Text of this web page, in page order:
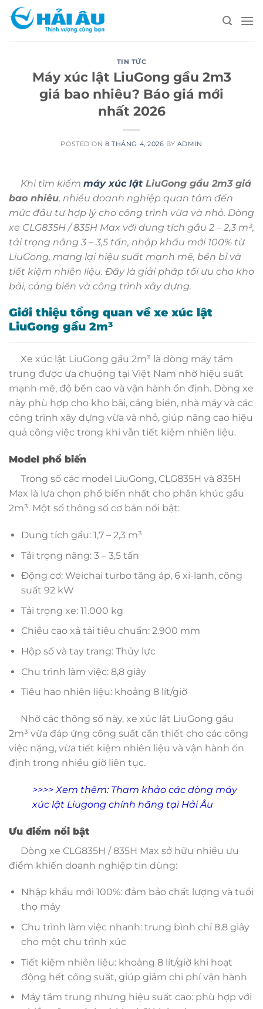
Skip
TIN TỨC
Máy xúc lật LiuGong gầu 2m3
giá bao nhiêu? Báo giá mới
nhất 2026
POSTED ON8 THÁNG 4, 2026 BY ADMIN
Khi tìm kiếm máy xúc lật LiuGong gầu 2m3 giá
bao nhiêu, nhiều doanh nghiệp quan tâm đến
mức đầu tư hợp lý cho công trình vừa và nhỏ. Dòng
xe CLG835H / 835H Max với dung tích gầu 2 – 2,3 m³,
tải trọng nâng 3 – 3,5 tấn, nhập khẩu mới 100% từ
LiuGong, mang lại hiệu suất mạnh mẽ, bền bỉ và
tiết kiệm nhiên liệu. Đây là giải pháp tối ưu cho kho
bãi, cảng biển và công trình xây dựng.
Giới thiệu tổng quan về xe xúc lật
LiuGong gầu 2m³
Xe xúc lật LiuGong gầu 2m³ là dòng máy tầm
trung được ưa chuộng tại Việt Nam nhờ hiệu suất
mạnh mẽ, độ bền cao và vận hành ổn định. Dòng xe
này phù hợp cho kho bãi, cảng biển, nhà máy và các
công trình xây dựng vừa và nhỏ, giúp nâng cao hiệu
quả công việc trong khi vẫn tiết kiệm nhiên liệu.
Model phổ biến
Trong số các model LiuGong, CLG835H và 835H
Max là lựa chọn phổ biến nhất cho phân khúc gầu
2m³. Một số thông số cơ bản nổi bật:
Dung tích gầu: 1,7 – 2,3 m³
Tải trọng nâng: 3 – 3,5 tấn
Động cơ: Weichai turbo tăng áp, 6 xi-lanh, công
suất 92 kW
Tải trọng xe: 11.000 kg
Chiều cao xả tải tiêu chuẩn: 2.900 mm
Hộp số và tay trang: Thủy lực
Chu trình làm việc: 8,8 giây
Tiêu hao nhiên liệu: khoảng 8 lít/giờ
Nhờ các thông số này, xe xúc lật LiuGong gầu
2m³ vừa đáp ứng công suất cần thiết cho các công
việc nặng, vừa tiết kiệm nhiên liệu và vận hành ổn
định trong nhiều giờ liên tục.
>>>> Xem thêm: Tham khảo các dòng máy
xúc lật Liugong chính hãng tại Hải Âu
Ưu điểm nổi bật
Dòng xe CLG835H / 835H Max sở hữu nhiều ưu
điểm khiến doanh nghiệp tin dùng:
Nhập khẩu mới 100%: đảm bảo chất lượng và tuổi
thọ máy
Chu trình làm việc nhanh: trung bình chỉ 8,8 giây
cho một chu trình xúc
Tiết kiệm nhiên liệu: khoảng 8 lít/giờ khi hoạt
động hết công suất, giúp giảm chi phí vận hành
Máy tầm trung nhưng hiệu suất cao: phù hợp với